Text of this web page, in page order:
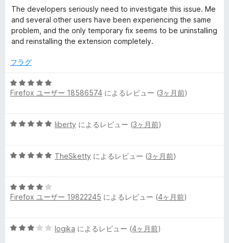
価
The developers seriously need to investigate this issue. Me
and several other users have been experiencing the same
problem, and the only temporary fix seems to be uninstalling
and reinstalling the extension completely.
フラグ
5
段
5
価
Firefox ユーザー 18586574 によるレビュー (3ヶ月前)
5
中
評
価
liberty によるレビュー (3ヶ月前)
5
中
5
価
TheSketty によるレビュー (3ヶ月前)
5
段
4
Firefox ユーザー 19822245 によるレビュー (4ヶ月前)
5
logika によるレビュー (4ヶ月前)